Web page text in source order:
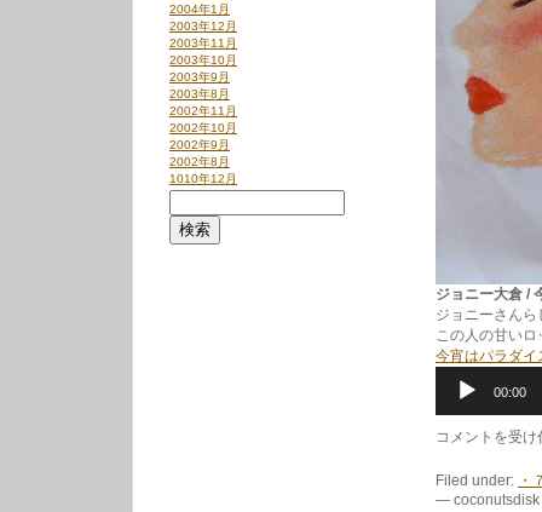
ジョニー大倉 /
ジョニーさん
この人の甘い
今宵はパラダイ
ー
00:00
1/27
入
荷
コメントを受
Filed under: ・
— coconutsdisk
2004年1月
2003年12月
2003年11月
2003年10月
2003年9月
2003年8月
2002年11月
2002年10月
2002年9月
2002年8月
1010年12月